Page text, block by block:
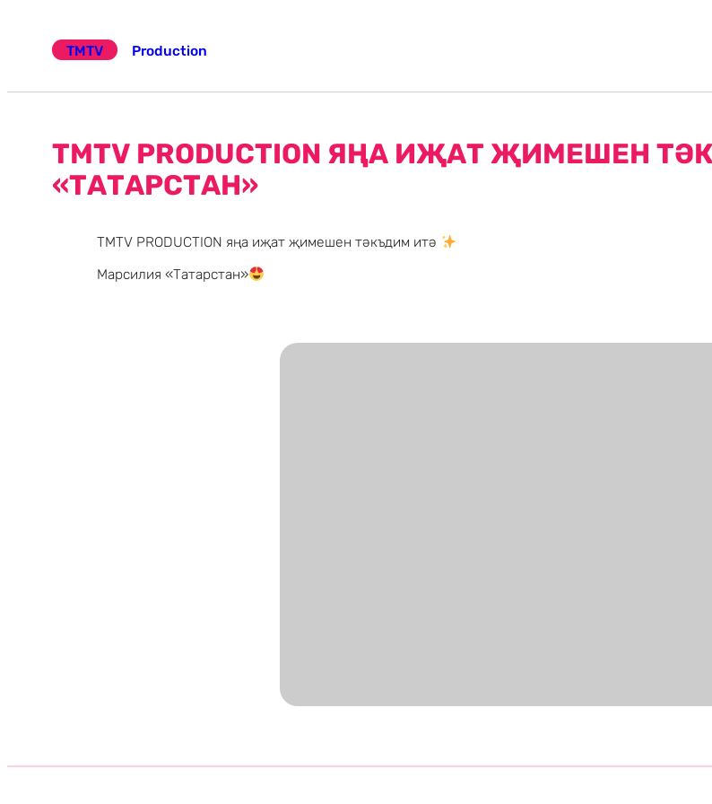
TMTV
Production
TMTV PRODUCTION ЯҢА ИҖАТ ҖИМЕШЕН
«ТАТАРСТАН»
TMTV PRODUCTION яңа иҗат җимешен тәкъдим итә
Марсилия «Татарстан»